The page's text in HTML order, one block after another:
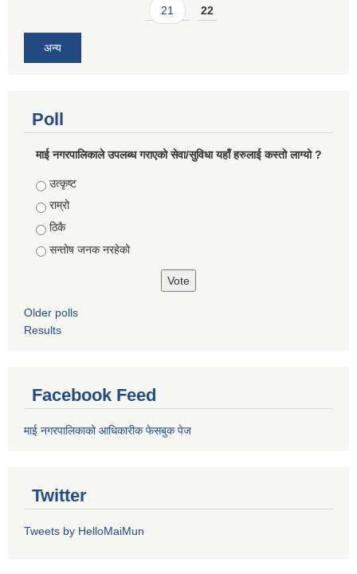
21 22
अन्य
Poll
माई नगरपालिकाले उपलब्ध गराएको सेवा/सुविधा यहाँ हरुलाई कस्तो लाग्यो ?
Choices
उत्कृष्ट
राम्रो
ठिकै
सन्तोष जनक नरहेको
Older polls
Results
Facebook Feed
माई नगरपालिकाको आधिकारीक फेसबुक पेज
Twitter
Tweets by HelloMaiMun